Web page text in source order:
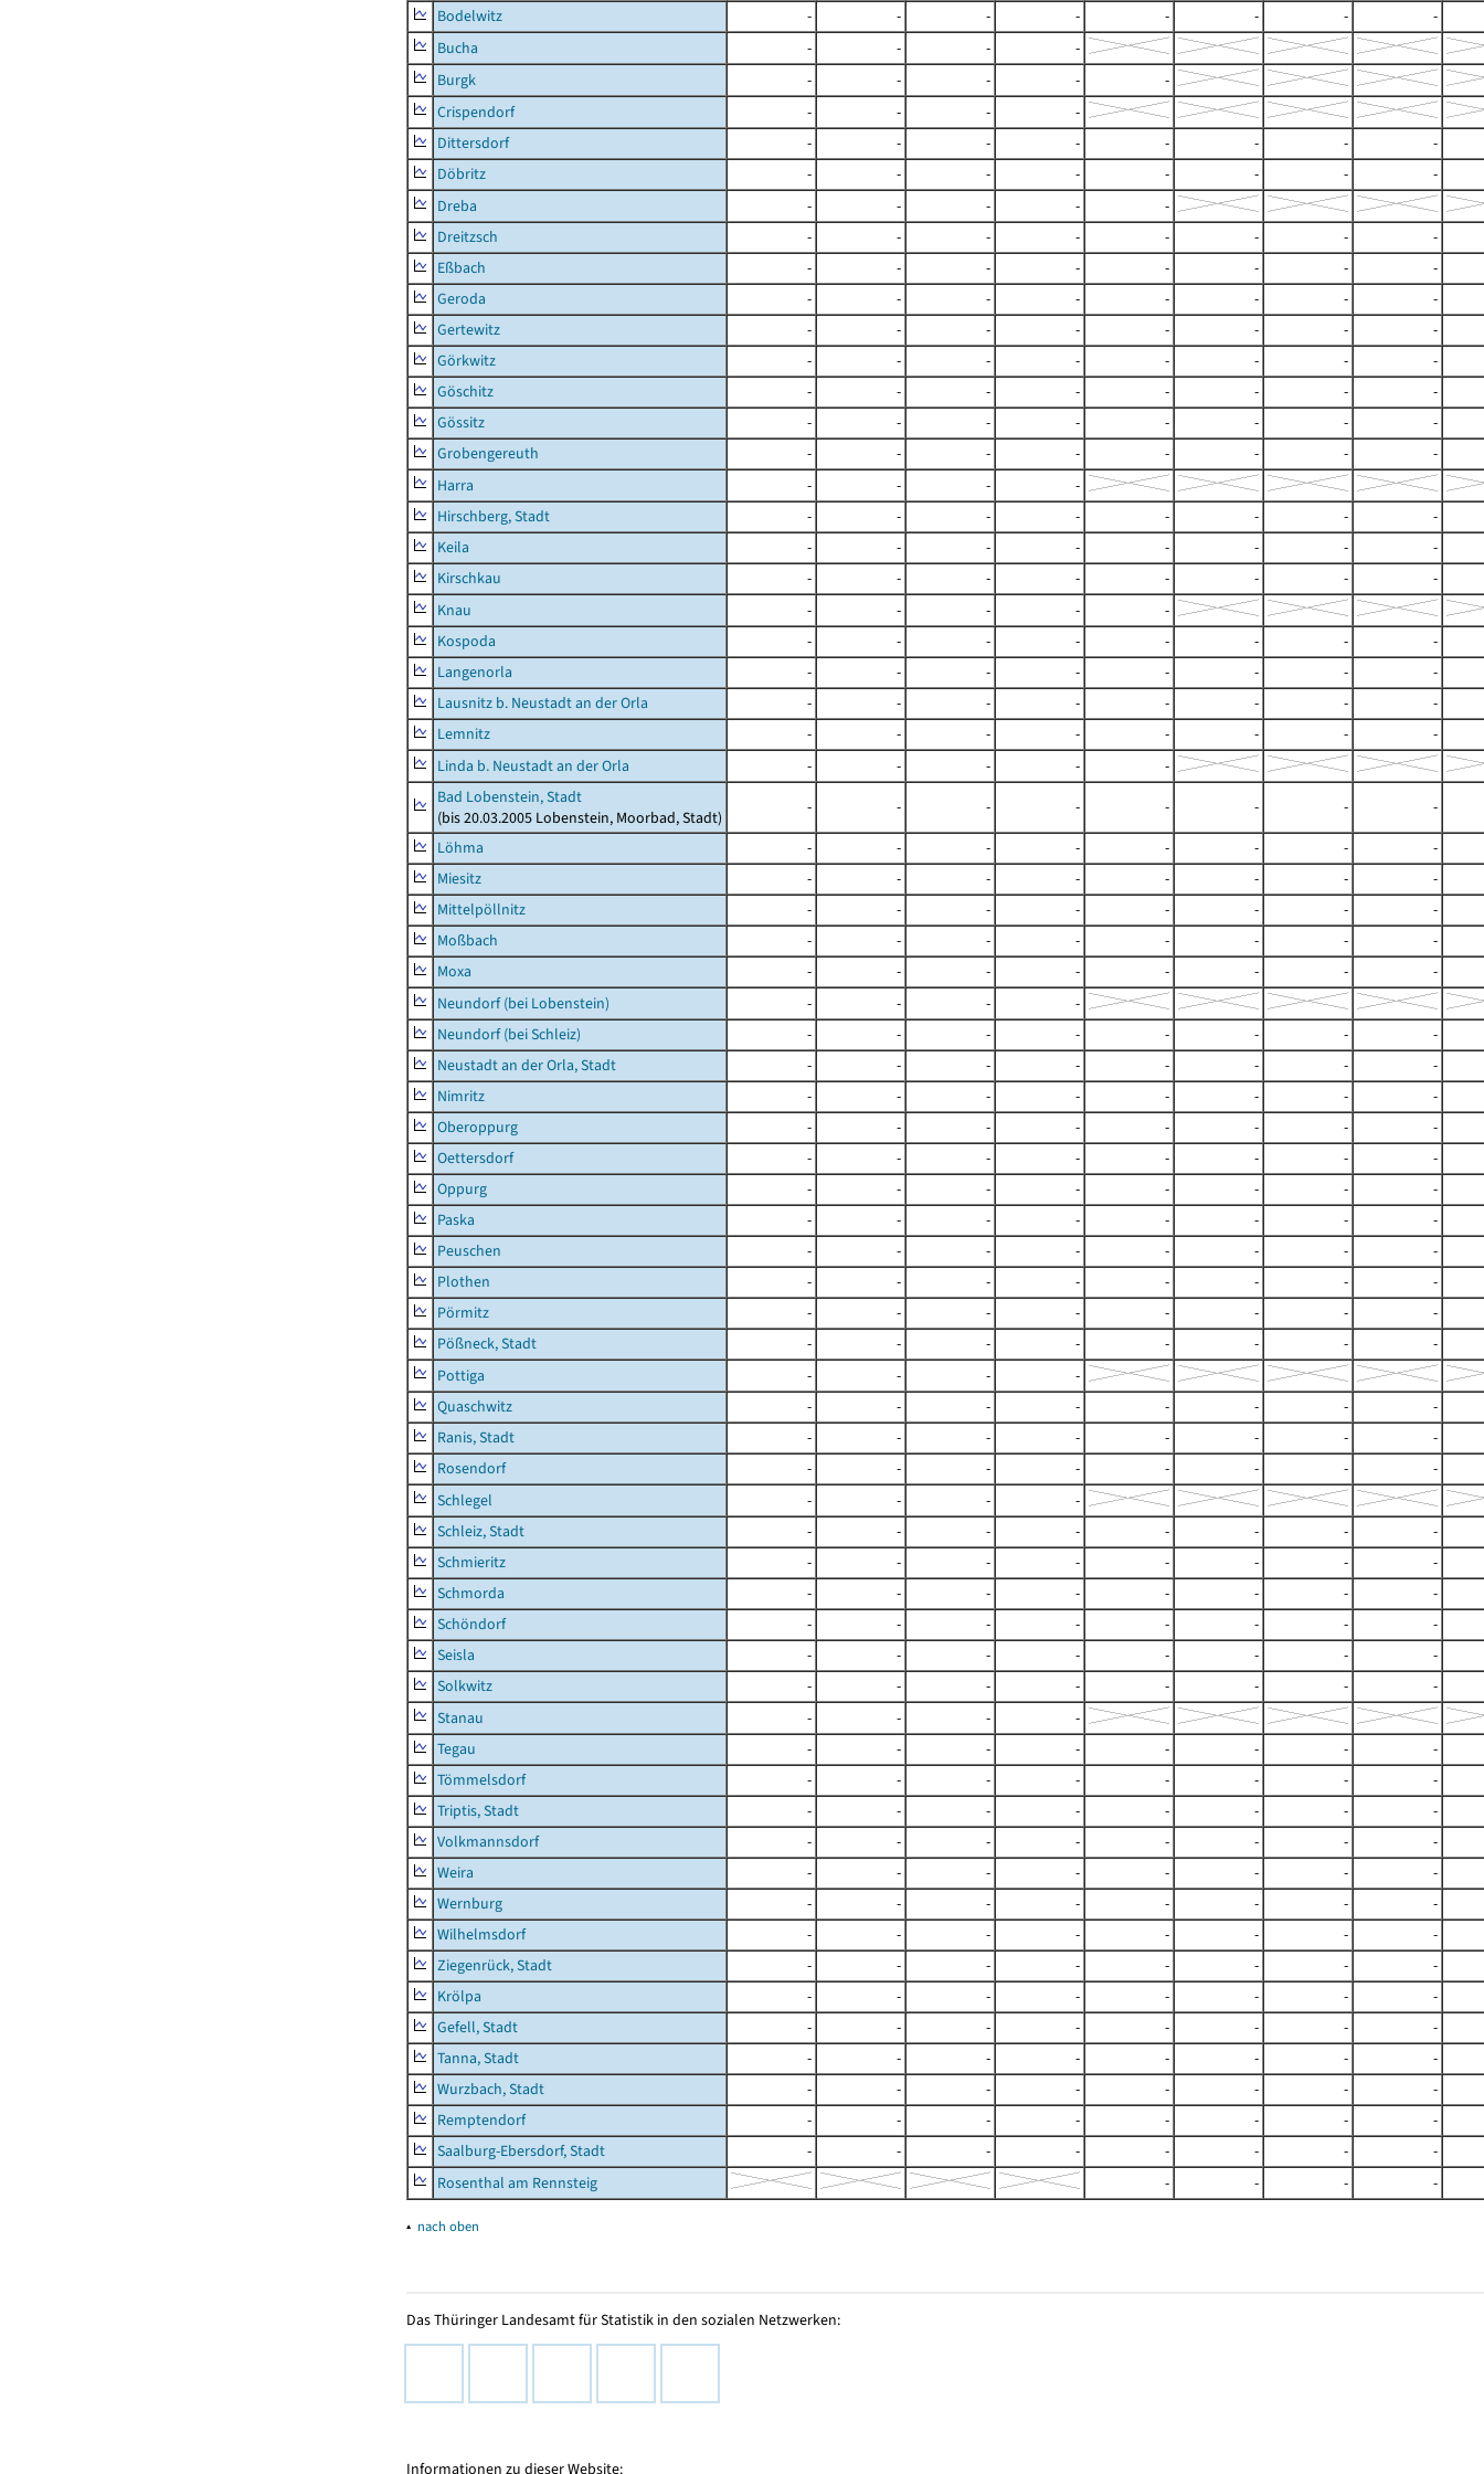
Bodelwitz
- - - - - - -
-
Bucha
- - -
-
Burgk
- - - -
-
Crispendorf
- - -
-
Dittersdorf
- - - - - - -
-
Döbritz
- - - - - - -
-
Dreba
- - - -
-
Dreitzsch
- - - - - - -
-
Eßbach
- - - - - - -
-
Geroda
- - - - - - -
-
Gertewitz
- - - - - - -
-
Görkwitz
- - - - - - -
-
Göschitz
- - - - - - -
-
Gössitz
- - - - - - -
-
Grobengereuth
- - - - - - -
-
Harra
- - -
-
Hirschberg, Stadt
- - - - - - -
-
Keila
- - - - - - -
-
Kirschkau
- - - - - - -
-
Knau
- - - -
-
Kospoda
- - - - - - -
-
Langenorla
- - - - - - -
-
Lausnitz b. Neustadt an der Orla
- - - - - - -
-
Lemnitz
- - - - - - -
-
Linda b. Neustadt an der Orla
- - - -
-
Bad Lobenstein, Stadt
(bis 20.03.2005 Lobenstein, Moorbad, Stadt)
- - - - - - -
-
Löhma
- - - - - - -
-
Miesitz
- - - - - - -
-
Mittelpöllnitz
- - - - - - -
-
Moßbach
- - - - - - -
-
Moxa
- - - - - - -
-
Neundorf (bei Lobenstein)
- - -
-
Neundorf (bei Schleiz)
- - - - - - -
-
Neustadt an der Orla, Stadt
- - - - - - -
-
Nimritz
- - - - - - -
-
Oberoppurg
- - - - - - -
-
Oettersdorf
- - - - - - -
-
Oppurg
- - - - - - -
-
Paska
- - - - - - -
-
Peuschen
- - - - - - -
-
Plothen
- - - - - - -
-
Pörmitz
- - - - - - -
-
Pößneck, Stadt
- - - - - - -
-
Pottiga
- - -
-
Quaschwitz
- - - - - - -
-
Ranis, Stadt
- - - - - - -
-
Rosendorf
- - - - - - -
-
Schlegel
- - -
-
Schleiz, Stadt
- - - - - - -
-
Schmieritz
- - - - - - -
-
Schmorda
- - - - - - -
-
Schöndorf
- - - - - - -
-
Seisla
- - - - - - -
-
Solkwitz
- - - - - - -
-
Stanau
- - -
-
Tegau
- - - - - - -
-
Tömmelsdorf
- - - - - - -
-
Triptis, Stadt
- - - - - - -
-
Volkmannsdorf
- - - - - - -
-
Weira
- - - - - - -
-
Wernburg
- - - - - - -
-
Wilhelmsdorf
- - - - - - -
-
Ziegenrück, Stadt
- - - - - - -
-
Krölpa
- - - - - - -
-
Gefell, Stadt
- - - - - - -
-
Tanna, Stadt
- - - - - - -
-
Wurzbach, Stadt
- - - - - - -
-
Remptendorf
- - - - - - -
-
Saalburg-Ebersdorf, Stadt
- - - - - - -
-
Rosenthal am Rennsteig
- - - -
▴ nach oben
Das Thüringer Landesamt für Statistik in den sozialen Netzwerken:
Informationen zu dieser Website: